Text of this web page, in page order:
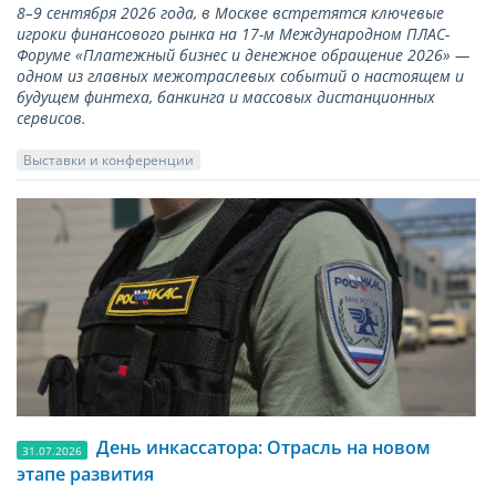
8–9 сентября 2026 года, в Москве встретятся ключевые
игроки финансового рынка на 17-м Международном ПЛАС-
Форуме «Платежный бизнес и денежное обращение 2026» —
одном из главных межотраслевых событий о настоящем и
будущем финтеха, банкинга и массовых дистанционных
сервисов.
Выставки и конференции
31.07.2026
День инкассатора: Отрасль на новом
этапе развития